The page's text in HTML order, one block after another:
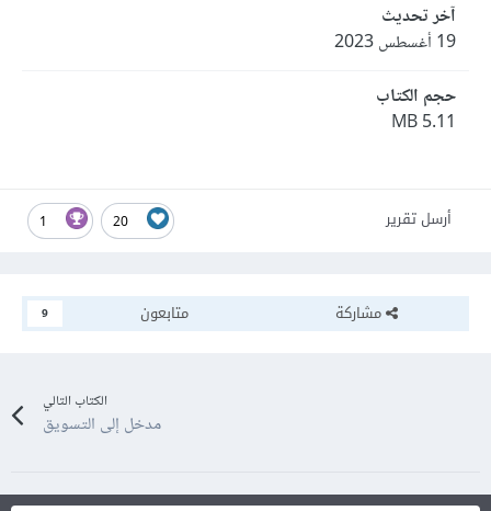
آخر تحديث
19 أغسطس 2023
حجم الكتاب
5.11 MB
20
1 أرسل تقرير
مشاركة متابعون 9
الكتاب التالي
مدخل إلى التسويق